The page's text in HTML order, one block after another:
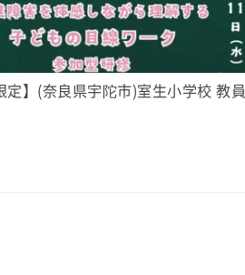
定】(奈良県宇陀市)室生小学校 教員